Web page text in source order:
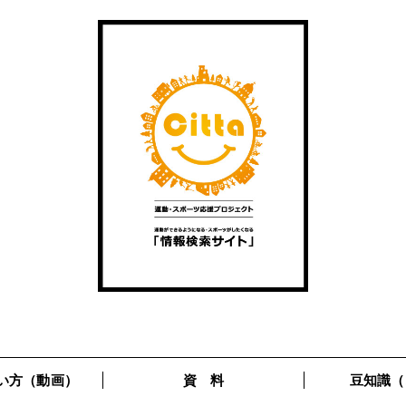
方（動画） 資 料 豆知識（